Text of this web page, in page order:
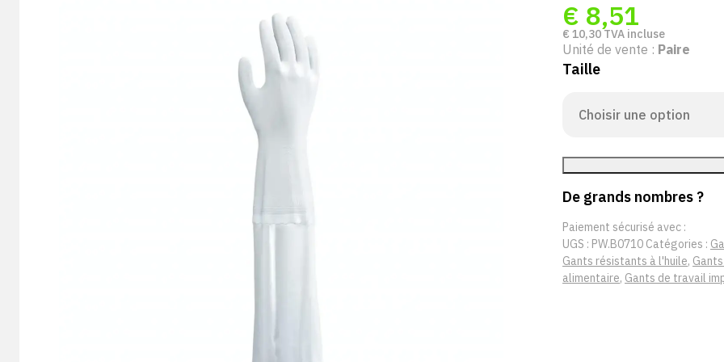
€ 8,51
€ 10,30TVA incluse
Unité de vente : Paire
Taille
De grands nombres ?
Paiement sécurisé avec :
UGS : PW.B0710 Catégories :
Gants résistants à l'huile,
alimentaire, Gants de travail